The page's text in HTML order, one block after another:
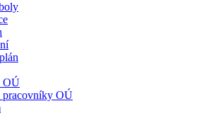
OÚ
pracovníky OÚ